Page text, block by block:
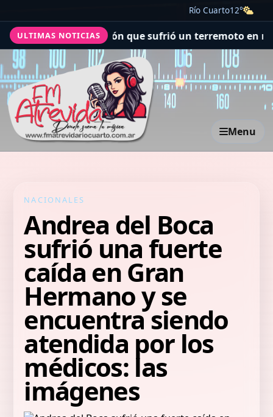
Río Cuarto12°
ULTIMAS NOTICIAS
de Japón que sufrió un terremoto en medio de
Menu
NACIONALES
Andrea del Boca
sufrió una fuerte
caída en Gran
Hermano y se
encuentra siendo
atendida por los
médicos: las
imágenes